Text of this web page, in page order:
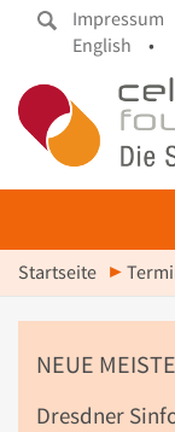
Impressum
English
•
Startseite
NEUE
Dresdner